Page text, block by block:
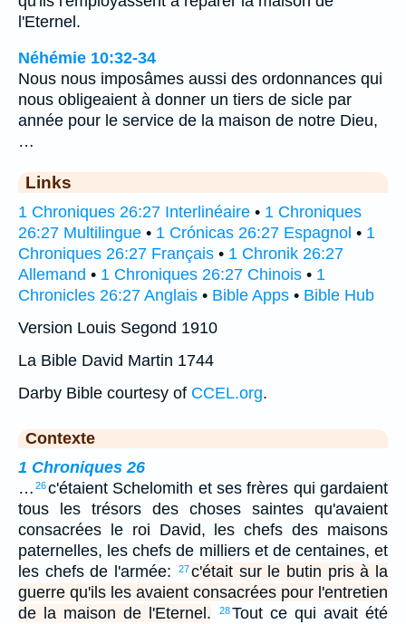
l'Eternel.
Néhémie 10:32-34
Nous nous imposâmes aussi des ordonnances qui
nous obligeaient à donner un tiers de sicle par
année pour le service de la maison de notre Dieu,
…
Links
1 Chroniques 26:27 Interlinéaire • 1 Chroniques
26:27 Multilingue • 1 Crónicas 26:27 Espagnol • 1
Chroniques 26:27 Français • 1 Chronik 26:27
Allemand • 1 Chroniques 26:27 Chinois • 1
Chronicles 26:27 Anglais • Bible Apps • Bible Hub
Version Louis Segond 1910
La Bible David Martin 1744
Darby Bible courtesy of CCEL.org.
Contexte
1 Chroniques 26
… 26c'étaient Schelomith et ses frères qui gardaient
tous les trésors des choses saintes qu'avaient
consacrées le roi David, les chefs des maisons
paternelles, les chefs de milliers et de centaines, et
les chefs de l'armée:
27c'était sur le butin pris à la
guerre qu'ils les avaient consacrées pour l'entretien
de la maison de l'Eternel.
28Tout ce qui avait été